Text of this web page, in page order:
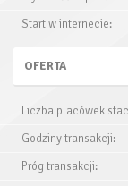
Start w internecie:
OFERTA
Liczba placówek
Godziny transakcji:
Próg transakcji: